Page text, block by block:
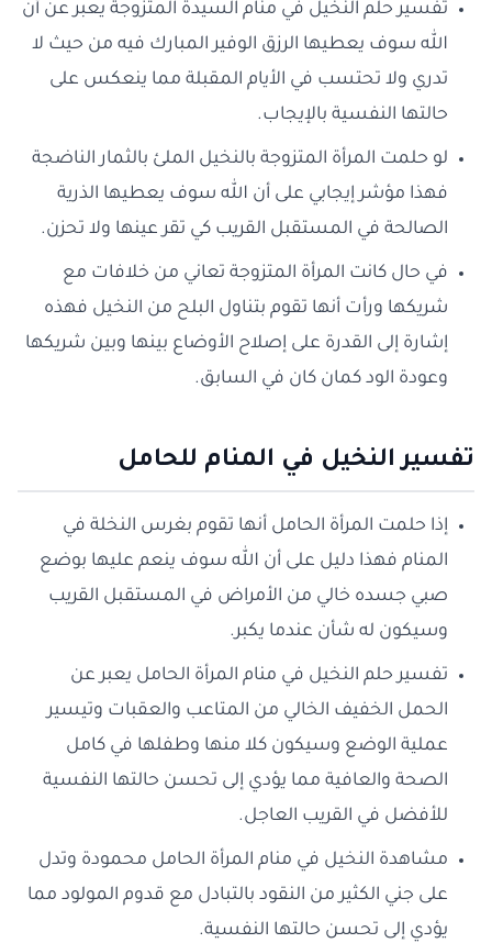
تفسير حلم النخيل في منام السيدة المتزوجة يعبر عن أن
الله سوف يعطيها الرزق الوفير المبارك فيه من حيث لا
تدري ولا تحتسب في الأيام المقبلة مما ينعكس على
حالتها النفسية بالإيجاب.
لو حلمت المرأة المتزوجة بالنخيل الملئ بالثمار الناضجة
فهذا مؤشر إيجابي على أن الله سوف يعطيها الذرية
الصالحة في المستقبل القريب كي تقر عينها ولا تحزن.
في حال كانت المرأة المتزوجة تعاني من خلافات مع
شريكها ورأت أنها تقوم بتناول البلح من النخيل فهذه
إشارة إلى القدرة على إصلاح الأوضاع بينها وبين شريكها
وعودة الود كمان كان في السابق.
تفسير النخيل في المنام للحامل
إذا حلمت المرأة الحامل أنها تقوم بغرس النخلة في
المنام فهذا دليل على أن الله سوف ينعم عليها بوضع
صبي جسده خالي من الأمراض في المستقبل القريب
وسيكون له شأن عندما يكبر.
تفسير حلم النخيل في منام المرأة الحامل يعبر عن
الحمل الخفيف الخالي من المتاعب والعقبات وتيسير
عملية الوضع وسيكون كلا منها وطفلها في كامل
الصحة والعافية مما يؤدي إلى تحسن حالتها النفسية
للأفضل في القريب العاجل.
مشاهدة النخيل في منام المرأة الحامل محمودة وتدل
على جني الكثير من النقود بالتبادل مع قدوم المولود مما
يؤدي إلى تحسن حالتها النفسية.